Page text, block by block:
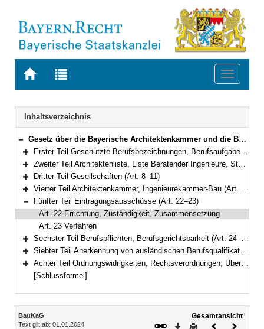
Zur
BAYERN.RECHT
Zur
letzten
Suche
Toggle
Navigation
Inhaltsverzeichnis
Bereich reduzieren
Gesetz über die Bayerische Architektenkammer und die Bayerische Ingenieurekammer-Bau (Baukammerngesetz – BauKaG) Vom 9. Mai 2007 (GVBl. S. 308) BayRS 2133-1-B (Art. 1–35)
Bereich erweitern
Erster Teil Geschützte Berufsbezeichnungen, Berufsaufgaben (Art. 1–3)
Bereich erweitern
Zweiter Teil Architektenliste, Liste Beratender Ingenieure, Stadtplanerliste (Art. 4–7)
Bereich erweitern
Dritter Teil Gesellschaften (Art. 8–11)
Bereich erweitern
Vierter Teil Architektenkammer, Ingenieurekammer-Bau (Art. 12–21)
Bereich reduzieren
Fünfter Teil Eintragungsausschüsse (Art. 22–23)
Art. 22 Errichtung, Zuständigkeit, Zusammensetzung
Art. 23 Verfahren
Bereich erweitern
Sechster Teil Berufspflichten, Berufsgerichtsbarkeit (Art. 24–30)
Bereich erweitern
Siebter Teil Anerkennung von ausländischen Berufsqualifikationen (Art. 31–31a)
Bereich erweitern
Achter Teil Ordnungswidrigkeiten, Rechtsverordnungen, Übergangs- und Schlussbestimmungen (Art. 32–35)
[Schlussformel]
Inhalt
BauKaG
Text gilt ab: 01.01.2024
Gesamtansicht
Download
DruckenVorheriges